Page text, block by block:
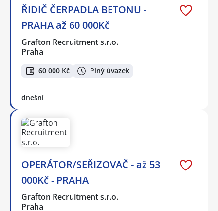
ŘIDIČ ČERPADLA BETONU -
PRAHA až 60 000Kč
Grafton Recruitment s.r.o.
Praha
60 000 Kč Plný úvazek
dnešní
OPERÁTOR/SEŘIZOVAČ - až 53
000Kč - PRAHA
Grafton Recruitment s.r.o.
Praha